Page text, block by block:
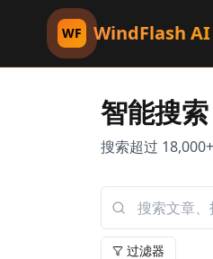
WF WindFlash
智能搜索
搜索超过
过滤器